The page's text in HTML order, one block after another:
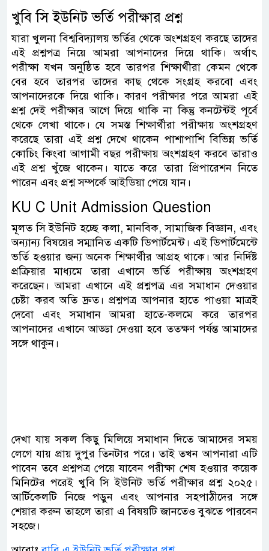
খুবি সি ইউনিট ভর্তি পরীক্ষার প্রশ্ন
যারা খুলনা বিশ্ববিদ্যালয় ভর্তির থেকে অংশগ্রহণ করছে তাদের
এই প্রশ্নপত্র নিয়ে আমরা আপনাদের দিয়ে থাকি। অর্থাৎ
পরীক্ষা যখন অনুষ্ঠিত হবে তারপর শিক্ষার্থীরা কেমন থেকে
বের হবে তারপর তাদের কাছ থেকে সংগ্রহ করবো এবং
আপনাদেরকে দিয়ে থাকি। কারণ পরীক্ষার পরে আমরা এই
প্রশ্ন দেই পরীক্ষার আগে দিয়ে থাকি না কিন্তু কনটেন্টই পূর্বে
থেকে লেখা থাকে। যে সমস্ত শিক্ষার্থীরা পরীক্ষায় অংশগ্রহণ
করেছে তারা এই প্রশ্ন দেখে থাকেন পাশাপাশি বিভিন্ন ভর্তি
কোচিং কিংবা আগামী বছর পরীক্ষায় অংশগ্রহণ করবে তারাও
এই প্রশ্ন খুঁজে থাকেন। যাতে করে তারা প্রিপারেশন নিতে
পারেন এবং প্রশ্ন সম্পর্কে আইডিয়া পেয়ে যান।
KU C Unit Admission Question
মূলত সি ইউনিট হচ্ছে কলা,‌ মানবিক, সামাজিক বিজ্ঞান, এবং
অন্যান্য বিষয়ের সম্মানিত একটি ডিপার্টমেন্ট। এই ডিপার্টমেন্টে
ভর্তি হওয়ার জন্য অনেক শিক্ষার্থীর আগ্রহ থাকে। আর নির্দিষ্ট
প্রক্রিয়ার মাধ্যমে তারা এখানে ভর্তি পরীক্ষায় অংশগ্রহণ
করেছেন। আমরা এখানে এই প্রশ্নপত্র এর সমাধান দেওয়ার
চেষ্টা করব অতি দ্রুত। প্রশ্নপত্র আপনার হাতে পাওয়া মাত্রই
দেবো এবং সমাধান আমরা হাতে-কলমে করে তারপর
আপনাদের এখানে আড্ডা দেওয়া হবে ততক্ষণ পর্যন্ত আমাদের
সঙ্গে থাকুন।
দেখা যায় সকল কিছু মিলিয়ে সমাধান দিতে আমাদের সময়
লেগে যায় প্রায় দুপুর তিনটার পরে। তাই তখন আপনারা এটি
পাবেন তবে প্রশ্নপত্র পেয়ে যাবেন পরীক্ষা শেষ হওয়ার কয়েক
মিনিটের পরেই খুবি সি ইউনিট ভর্তি পরীক্ষার প্রশ্ন ২০২৫।
আর্টিকেলটি নিজে পড়ুন এবং আপনার সহপাঠীদের সঙ্গে
শেয়ার করুন তাহলে তারা এ বিষয়টি জানতেও বুঝতে পারবেন
সহজে।